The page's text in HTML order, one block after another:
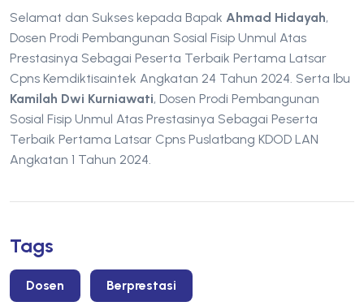
Selamat dan Sukses kepada Bapak Ahmad Hidayah,
Dosen Prodi Pembangunan Sosial Fisip Unmul Atas
Prestasinya Sebagai Peserta Terbaik Pertama Latsar
Cpns Kemdiktisaintek Angkatan 24 Tahun 2024. Serta Ibu
Kamilah Dwi Kurniawati, Dosen Prodi Pembangunan
Sosial Fisip Unmul Atas Prestasinya Sebagai Peserta
Terbaik Pertama Latsar Cpns Puslatbang KDOD LAN
Angkatan 1 Tahun 2024.
Tags
Dosen Berprestasi